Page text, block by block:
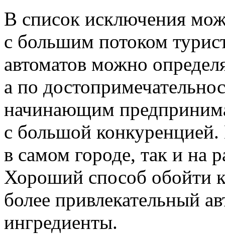
В список исключения
с большим потоком
автоматов можно
а по
начинающим
с большой
в самом городе, так и на
Хороший способ обойти
более привлекательный
ингредиенты.